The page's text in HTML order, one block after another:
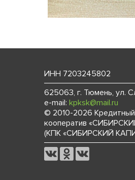
ИНН 7203245802
625063, г. Тюмень, ул.
e-mail: kpksk@mail.ru
© 2010-2026 Кредитный
кооператив
(КПК «СИБИРСКИЙ